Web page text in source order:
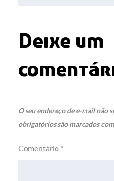
Deixe um
O seu endereço de e-mail não
obrigatórios são marcados com
Comentário *